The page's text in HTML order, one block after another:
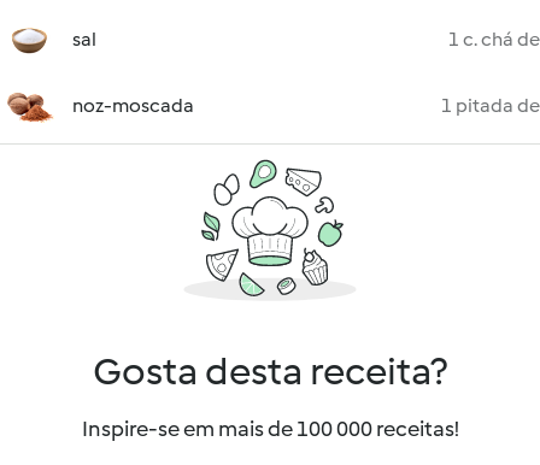
sal 1 c. chá de
noz-moscada 1 pitada de
Gosta desta receita?
Inspire-se em mais de 100 000 receitas!